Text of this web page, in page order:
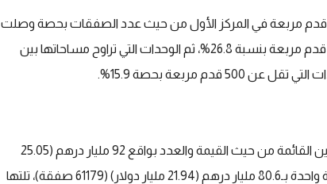
حلت الوحدات السكنية التي تراوح مساحاتها بين 500 و1000 قدم مربعة في المركز الأول من حيث عدد الصفقات بحصة وصلت
إلى 38.6%، تلتها ثانية الوحدات التي تزيد مساحاتها على 1500 قدم مربعة بنسبة 26.8%، ثم الوحدات التي تراوح مساحاتها بين
أما من حيث عدد الغرف، تصدرت الوحدات المكونة من غرفتين القائمة من حيث القيمة والعدد بواقع 92 مليار درهم (25.05
مليار دولار) (38004 صفقات)، ثم الوحدات المكونة من غرفة واحدة بـ80.6 مليار درهم (21.94 مليار دولار) (61179 صفقة)، تلتها